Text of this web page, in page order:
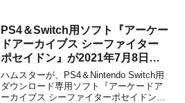
表し...
PS4＆Switch用ソフト『アーケー
ドアーカイブス シーファイター
ポセイドン』が2021年7月8日か
ら配信開始！
ハムスターが、PS4＆Nintendo Switch用
ダウンロード専用ソフト『アーケードア
ーカイブス シーファイターポセイドン』